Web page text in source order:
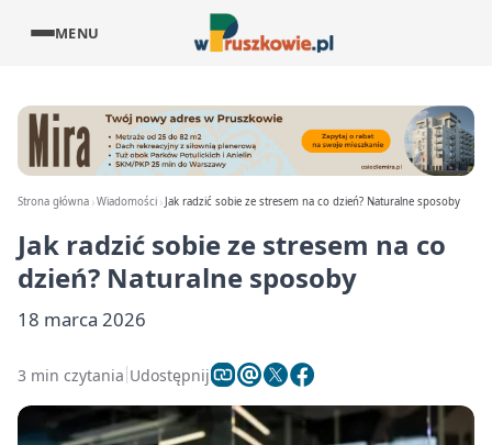
MENU
Strona główna Wiadomości Jak radzić sobie ze stresem na co dzień? Naturalne sposoby
Jak radzić sobie ze stresem na co
dzień? Naturalne sposoby
18 marca 2026
3 min czytania Udostępnij